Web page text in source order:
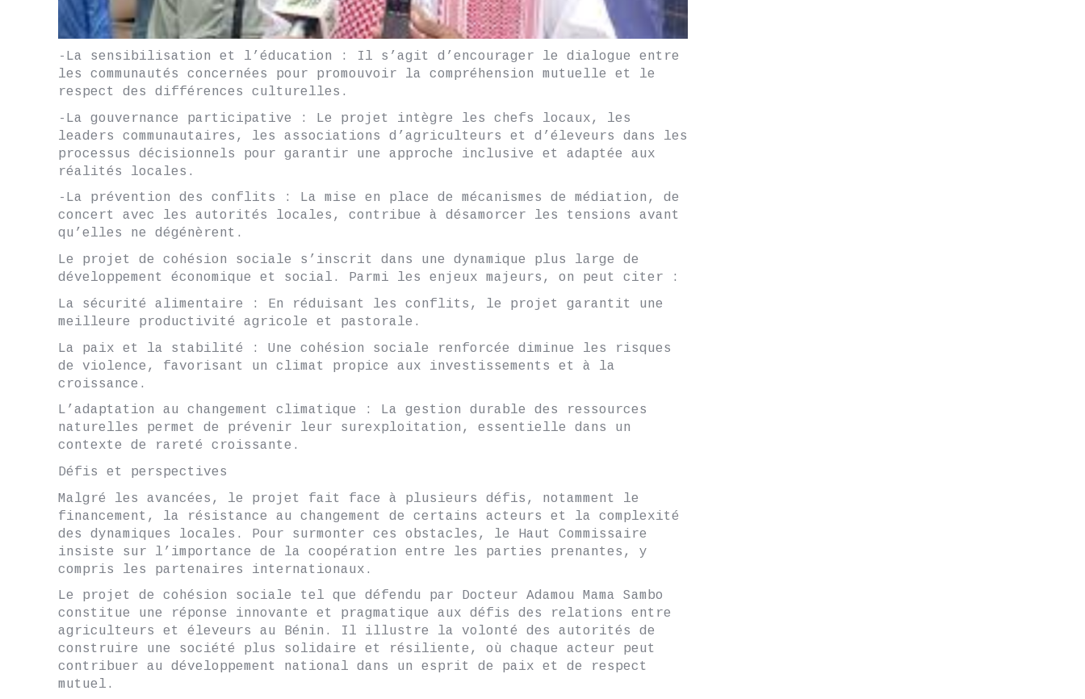
-La sensibilisation et l’éducation : Il s’agit d’encourager le dialogue entre
les communautés concernées pour promouvoir la compréhension mutuelle et le
respect des différences culturelles.
-La gouvernance participative : Le projet intègre les chefs locaux, les
leaders communautaires, les associations d’agriculteurs et d’éleveurs dans les
processus décisionnels pour garantir une approche inclusive et adaptée aux
réalités locales.
-La prévention des conflits : La mise en place de mécanismes de médiation, de
concert avec les autorités locales, contribue à désamorcer les tensions avant
qu’elles ne dégénèrent.
Le projet de cohésion sociale s’inscrit dans une dynamique plus large de
développement économique et social. Parmi les enjeux majeurs, on peut citer :
La sécurité alimentaire : En réduisant les conflits, le projet garantit une
meilleure productivité agricole et pastorale.
La paix et la stabilité : Une cohésion sociale renforcée diminue les risques
de violence, favorisant un climat propice aux investissements et à la
croissance.
L’adaptation au changement climatique : La gestion durable des ressources
naturelles permet de prévenir leur surexploitation, essentielle dans un
contexte de rareté croissante.
Défis et perspectives
Malgré les avancées, le projet fait face à plusieurs défis, notamment le
financement, la résistance au changement de certains acteurs et la complexité
des dynamiques locales. Pour surmonter ces obstacles, le Haut Commissaire
insiste sur l’importance de la coopération entre les parties prenantes, y
compris les partenaires internationaux.
Le projet de cohésion sociale tel que défendu par Docteur Adamou Mama Sambo
constitue une réponse innovante et pragmatique aux défis des relations entre
agriculteurs et éleveurs au Bénin. Il illustre la volonté des autorités de
construire une société plus solidaire et résiliente, où chaque acteur peut
contribuer au développement national dans un esprit de paix et de respect
mutuel.